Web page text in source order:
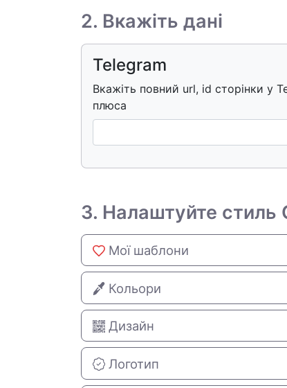
2. Вкажіть дані
Telegram
Вкажіть повний url, id сторінки у
плюса
3. Налаштуйте стиль
Мої шаблони
Кольори
Дизайн
Логотип